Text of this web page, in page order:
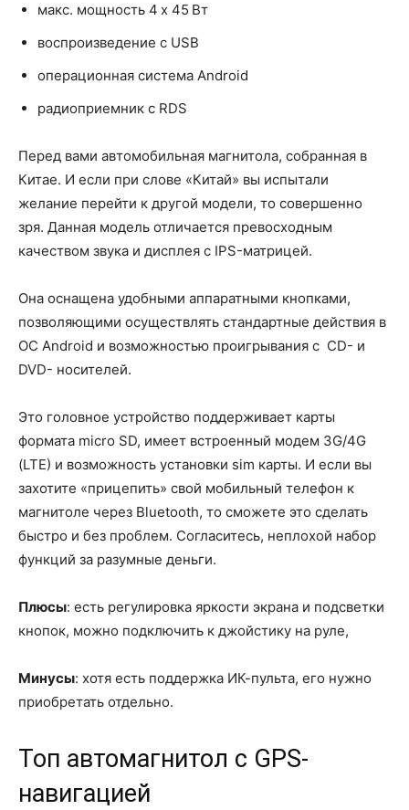
макс. мощность 4 x 45 Вт
воспроизведение с USB
операционная система Android
радиоприемник с RDS
Перед вами автомобильная магнитола, собранная в
Китае. И если при слове «Китай» вы испытали
желание перейти к другой модели, то совершенно
зря. Данная модель отличается превосходным
качеством звука и дисплея с IPS-матрицей.
Она оснащена удобными аппаратными кнопками,
позволяющими осуществлять стандартные действия в
ОС Android и возможностью проигрывания с CD- и
DVD- носителей.
Это головное устройство поддерживает карты
формата micro SD, имеет встроенный модем 3G/4G
(LTE) и возможность установки sim карты. И если вы
захотите «прицепить» свой мобильный телефон к
магнитоле через Bluetooth, то сможете это сделать
быстро и без проблем. Согласитесь, неплохой набор
функций за разумные деньги.
Плюсы: есть регулировка яркости экрана и подсветки
кнопок, можно подключить к джойстику на руле,
Минусы: хотя есть поддержка ИК-пульта, его нужно
приобретать отдельно.
Топ автомагнитол с GPS-
навигацией